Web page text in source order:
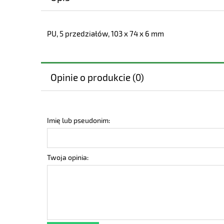
PU, 5 przedziałów, 103 x 74 x 6 mm
Opinie o produkcie (0)
Imię lub pseudonim:
Twoja opinia: